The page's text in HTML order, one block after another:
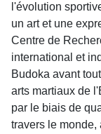
l'évolution
un art et une
Centre de
international et
Budoka avant
arts martiaux de
par le biais de
travers le